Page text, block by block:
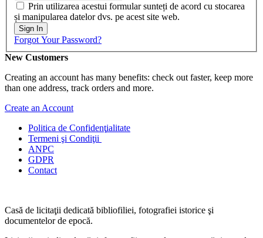
Prin utilizarea acestui formular sunteți de acord cu stocarea
și manipularea datelor dvs. pe acest site web.
Sign In
Forgot Your Password?
New Customers
Creating an account has many benefits: check out faster, keep more
than one address, track orders and more.
Create an Account
Politica de Confidenţialitate
Termeni şi Condiţii
ANPC
GDPR
Contact
Casă de licitaţii dedicată bibliofiliei, fotografiei istorice şi
documentelor de epocă.